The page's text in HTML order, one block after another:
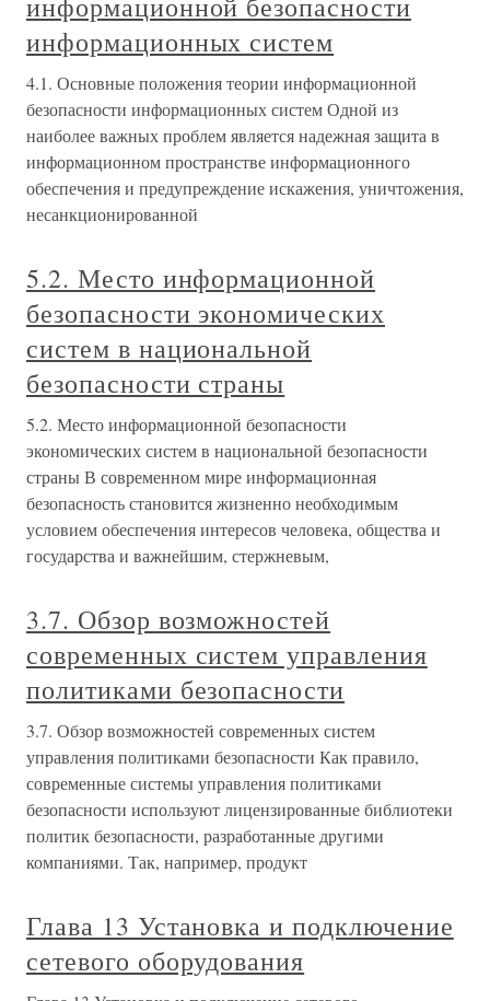
информационных систем
4.1. Основные положения теории информационной
безопасности информационных систем Одной из
наиболее важных проблем является надежная защита в
информационном пространстве информационного
обеспечения и предупреждение искажения, уничтожения,
несанкционированной
5.2. Место информационной
безопасности экономических
систем в национальной
безопасности страны
5.2. Место информационной безопасности
экономических систем в национальной безопасности
страны В современном мире информационная
безопасность становится жизненно необходимым
условием обеспечения интересов человека, общества и
государства и важнейшим, стержневым,
3.7. Обзор возможностей
современных систем управления
политиками безопасности
3.7. Обзор возможностей современных систем
управления политиками безопасности Как правило,
современные системы управления политиками
безопасности используют лицензированные библиотеки
политик безопасности, разработанные другими
компаниями. Так, например, продукт
Глава 13 Установка и подключение
сетевого оборудования